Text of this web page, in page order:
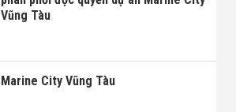
Vũng Tàu
Marine City Vũng Tàu